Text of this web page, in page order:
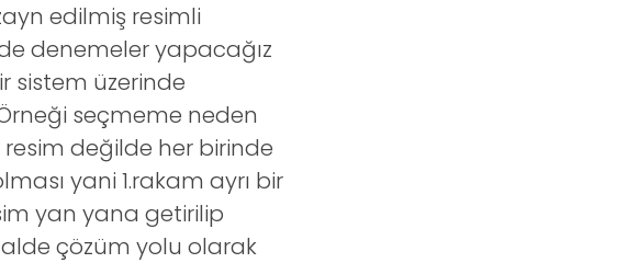
edilmiş resimli
denemeler yapacağız
sistem üzerinde
seçmeme neden
değilde her birinde
yani 1.rakam ayrı bir
yan yana getirilip
çözüm yolu olarak